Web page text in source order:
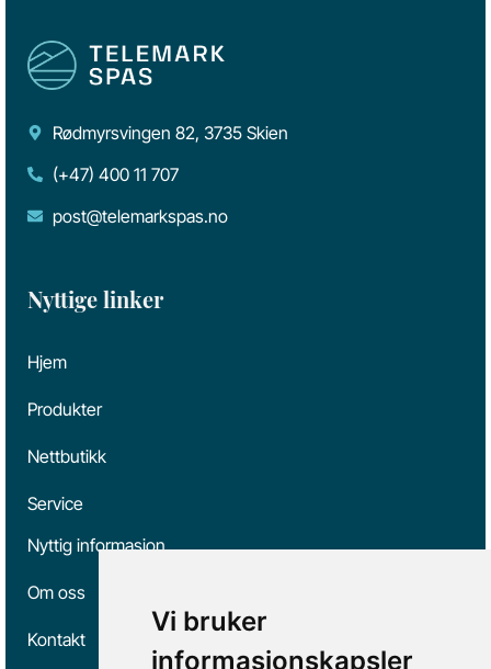
Vi bruker
informasjonskapsler
Rødmyrsvingen 82, 3735 Skien
(+47) 400 11 707
post@telemarkspas.no
Nyttige linker
Hjem
Produkter
Nettbutikk
Service
Nyttig informasjon
Om oss
Kontakt